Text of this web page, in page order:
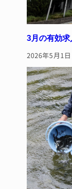
3月の有効
2026年5月1日